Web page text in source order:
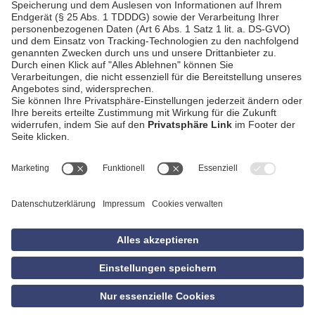
AGB
Datenschutzerklärung
Empfang
Privatsphäre